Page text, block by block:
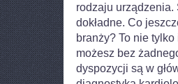
rodzaju
dokładne. Co
branży? To nie
możesz bez
dyspozycji są w